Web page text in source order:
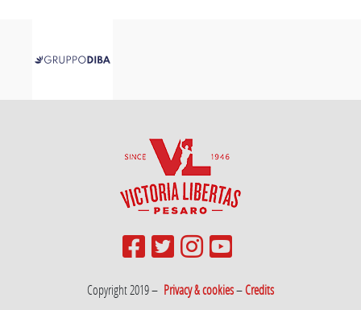
Copyright 2019 – Privacy & cookies–Credits